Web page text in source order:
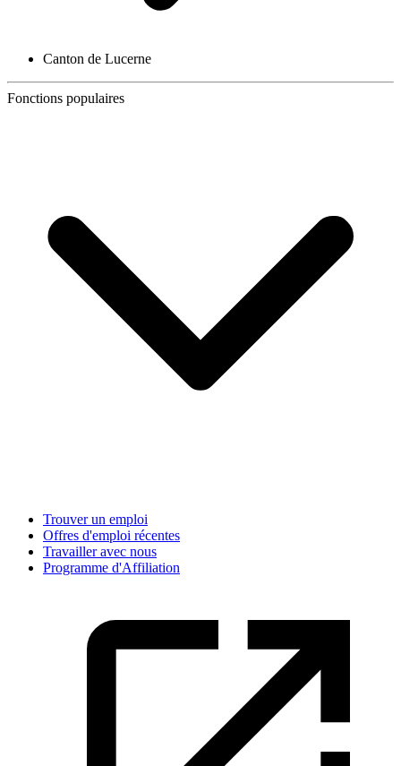
Canton de Lucerne
Fonctions populaires
Trouver un emploi
Offres d'emploi récentes
Travailler avec nous
Programme d'Affiliation